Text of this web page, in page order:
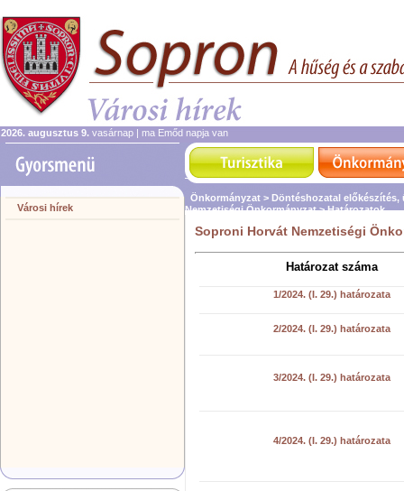
2026. augusztus 9. vasárnap | ma Emőd napja van
Városi hírek
Önkormányzat > Döntéshozatal előkészítés,
Nemzetiségi Önkormányzat >Határozatok
Soproni Horvát Nemzetiségi
Határozat száma
1/2024. (I. 29.) határozata
2/2024. (I. 29.) határozata
3/2024. (I. 29.) határozata
4/2024. (I. 29.) határozata